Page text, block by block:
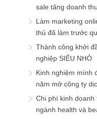
sale tăng doanh thu
Làm marketing
thủ đã làm trước
Thành công khởi
nghiệp SIÊU NHỎ
Kinh nghiệm mình
năm mở công ty
Chi phí kinh
ngành health và